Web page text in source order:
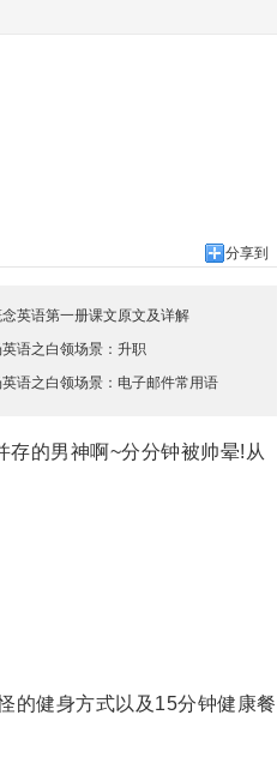
分享到
念英语第一册课文原文及详解
语之白领场景：升职
语之白领场景：电子邮件常用语
的男神啊~分分钟被帅晕!从
健身方式以及15分钟健康餐